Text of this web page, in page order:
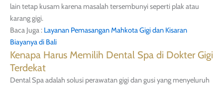
lain tetap kusam karena masalah tersembunyi seperti plak atau
karang gigi.
Baca Juga : Layanan Pemasangan Mahkota Gigi dan Kisaran
Biayanya di Bali
Kenapa Harus Memilih Dental Spa di Dokter Gigi
Terdekat
Dental Spa adalah solusi perawatan gigi dan gusi yang menyeluruh